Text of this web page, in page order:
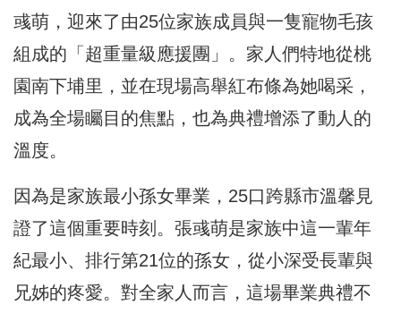
彧萌，迎來了由25位家族成員與一隻寵物毛孩
組成的「超重量級應援團」。家人們特地從桃
園南下埔里，並在現場高舉紅布條為她喝采，
成為全場矚目的焦點，也為典禮增添了動人的
溫度。
因為是家族最小孫女畢業，25口跨縣市溫馨見
證了這個重要時刻。張彧萌是家族中這一輩年
紀最小、排行第21位的孫女，從小深受長輩與
兄姊的疼愛。對全家人而言，這場畢業典禮不